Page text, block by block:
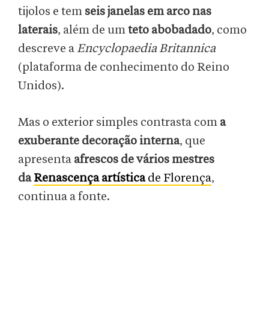
tijolos e tem seis janelas em arco nas
laterais, além de umteto abobadado, como
descreve aEncyclopaedia Britannica
(plataforma de conhecimento do Reino
Unidos).
Mas o exterior simples contrasta com a
exuberante decoração interna, que
apresenta afrescos de vários mestres
daRenascença artísticade Florença,
continua a fonte.